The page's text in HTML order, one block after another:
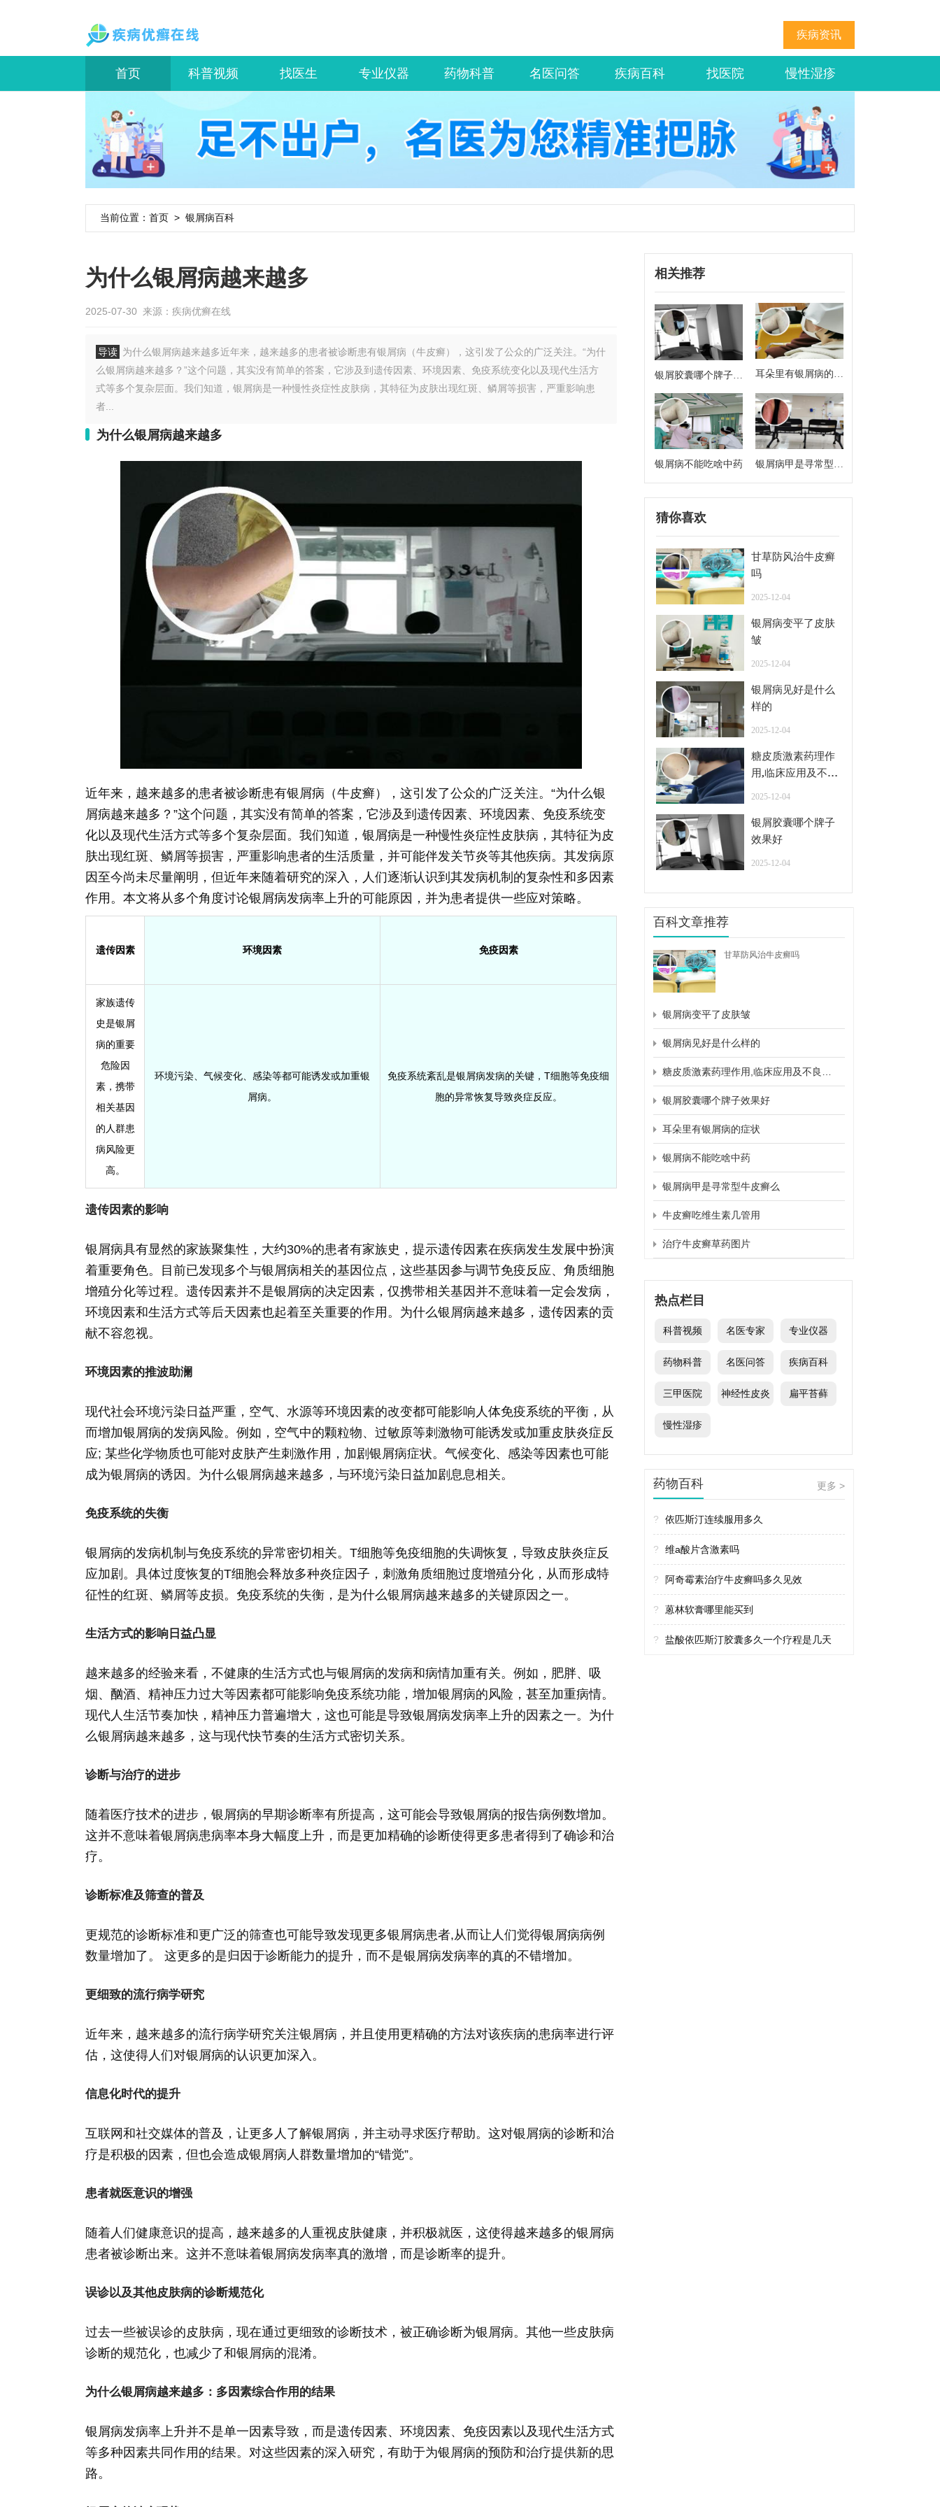
疾病资讯
首页 科普视频 找医生 专业仪器 药物科普 名医问答 疾病百科 找医院 慢性湿疹
当前位置： 首页 > 银屑病百科
为什么银屑病越来越多
2025-07-30 来源： 疾病优癣在线
导读 为什么银屑病越来越多近年来，越来越多的患者被诊断患有银屑病（牛皮癣），这引发了公众的广泛关注。“为什
么银屑病越来越多？”这个问题，其实没有简单的答案，它涉及到遗传因素、环境因素、免疫系统变化以及现代生活方
式等多个复杂层面。我们知道，银屑病是一种慢性炎症性皮肤病，其特征为皮肤出现红斑、鳞屑等损害，严重影响患
者...
为什么银屑病越来越多
近年来，越来越多的患者被诊断患有银屑病（牛皮癣），这引发了公众的广泛关注。“为什么银
屑病越来越多？”这个问题，其实没有简单的答案，它涉及到遗传因素、环境因素、免疫系统变
化以及现代生活方式等多个复杂层面。我们知道，银屑病是一种慢性炎症性皮肤病，其特征为皮
肤出现红斑、鳞屑等损害，严重影响患者的生活质量，并可能伴发关节炎等其他疾病。其发病原
因至今尚未尽量阐明，但近年来随着研究的深入，人们逐渐认识到其发病机制的复杂性和多因素
作用。本文将从多个角度讨论银屑病发病率上升的可能原因，并为患者提供一些应对策略。
遗传因素 环境因素 免疫因素
家族遗传
史是银屑
病的重要
危险因
素，携带
相关基因
的人群患
病风险更
高。
环境污染、气候变化、感染等都可能诱发或加重银
屑病。
免疫系统紊乱是银屑病发病的关键，T细胞等免疫细
胞的异常恢复导致炎症反应。
遗传因素的影响
银屑病具有显然的家族聚集性，大约30%的患者有家族史，提示遗传因素在疾病发生发展中扮演
着重要角色。目前已发现多个与银屑病相关的基因位点，这些基因参与调节免疫反应、角质细胞
增殖分化等过程。遗传因素并不是银屑病的决定因素，仅携带相关基因并不意味着一定会发病，
环境因素和生活方式等后天因素也起着至关重要的作用。为什么银屑病越来越多，遗传因素的贡
献不容忽视。
环境因素的推波助澜
现代社会环境污染日益严重，空气、水源等环境因素的改变都可能影响人体免疫系统的平衡，从
而增加银屑病的发病风险。例如，空气中的颗粒物、过敏原等刺激物可能诱发或加重皮肤炎症反
应; 某些化学物质也可能对皮肤产生刺激作用，加剧银屑病症状。气候变化、感染等因素也可能
成为银屑病的诱因。为什么银屑病越来越多，与环境污染日益加剧息息相关。
免疫系统的失衡
银屑病的发病机制与免疫系统的异常密切相关。T细胞等免疫细胞的失调恢复，导致皮肤炎症反
应加剧。具体过度恢复的T细胞会释放多种炎症因子，刺激角质细胞过度增殖分化，从而形成特
征性的红斑、鳞屑等皮损。免疫系统的失衡，是为什么银屑病越来越多的关键原因之一。
生活方式的影响日益凸显
越来越多的经验来看，不健康的生活方式也与银屑病的发病和病情加重有关。例如，肥胖、吸
烟、酗酒、精神压力过大等因素都可能影响免疫系统功能，增加银屑病的风险，甚至加重病情。
现代人生活节奏加快，精神压力普遍增大，这也可能是导致银屑病发病率上升的因素之一。为什
么银屑病越来越多，这与现代快节奏的生活方式密切关系。
诊断与治疗的进步
随着医疗技术的进步，银屑病的早期诊断率有所提高，这可能会导致银屑病的报告病例数增加。
这并不意味着银屑病患病率本身大幅度上升，而是更加精确的诊断使得更多患者得到了确诊和治
疗。
诊断标准及筛查的普及
更规范的诊断标准和更广泛的筛查也可能导致发现更多银屑病患者,从而让人们觉得银屑病病例
数量增加了。 这更多的是归因于诊断能力的提升，而不是银屑病发病率的真的不错增加。
更细致的流行病学研究
近年来，越来越多的流行病学研究关注银屑病，并且使用更精确的方法对该疾病的患病率进行评
估，这使得人们对银屑病的认识更加深入。
信息化时代的提升
互联网和社交媒体的普及，让更多人了解银屑病，并主动寻求医疗帮助。这对银屑病的诊断和治
疗是积极的因素，但也会造成银屑病人群数量增加的“错觉”。
患者就医意识的增强
随着人们健康意识的提高，越来越多的人重视皮肤健康，并积极就医，这使得越来越多的银屑病
患者被诊断出来。这并不意味着银屑病发病率真的激增，而是诊断率的提升。
误诊以及其他皮肤病的诊断规范化
过去一些被误诊的皮肤病，现在通过更细致的诊断技术，被正确诊断为银屑病。其他一些皮肤病
诊断的规范化，也减少了和银屑病的混淆。
为什么银屑病越来越多：多因素综合作用的结果
银屑病发病率上升并不是单一因素导致，而是遗传因素、环境因素、免疫因素以及现代生活方式
等多种因素共同作用的结果。对这些因素的深入研究，有助于为银屑病的预防和治疗提供新的思
路。
相关推荐
银屑胶囊哪个牌子效
果好
耳朵里有银屑病的症
银屑病不能吃啥中药
银屑病甲是寻常型牛
皮癣么
猜你喜欢
甘草防风治牛皮癣
吗
2025-12-04
银屑病变平了皮肤
皱
2025-12-04
银屑病见好是什么
样的
2025-12-04
糖皮质激素药理作
用,临床应用及不良
2025-12-04
银屑胶囊哪个牌子
效果好
2025-12-04
百科文章推荐
甘草防风治牛皮癣吗
银屑病变平了皮肤皱
银屑病见好是什么样的
银屑胶囊哪个牌子效果好
耳朵里有银屑病的症状
银屑病不能吃啥中药
银屑病甲是寻常型牛皮癣么
牛皮癣吃维生素几管用
治疗牛皮癣草药图片
热点栏目
科普视频 名医专家 专业仪器
药物科普 名医问答 疾病百科
三甲医院 神经性皮炎 扁平苔藓
慢性湿疹
药物百科 更多 >
? 依匹斯汀连续服用多久
? 维a酸片含激素吗
? 阿奇霉素治疗牛皮癣吗多久见效
? 蒽林软膏哪里能买到
? 盐酸依匹斯汀胶囊多久一个疗程是几天